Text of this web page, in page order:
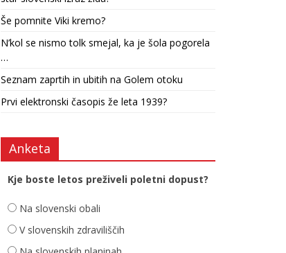
Še pomnite Viki kremo?
N’kol se nismo tolk smejal, ka je šola pogorela
…
Seznam zaprtih in ubitih na Golem otoku
Prvi elektronski časopis že leta 1939?
Anketa
Kje boste letos preživeli poletni dopust?
Na slovenski obali
V slovenskih zdraviliščih